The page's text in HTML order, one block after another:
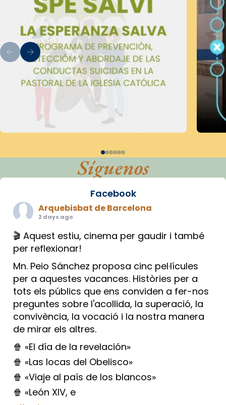
Síguenos
Facebook
Arquebisbat de Barcelona
2 days ago
🎬 Aquest estiu, cinema per gaudir i també
per reflexionar!
Mn. Peio Sánchez proposa cinc pel·lícules
per a aquestes vacances. Històries per a
tots els públics que ens conviden a fer-nos
preguntes sobre l'acollida, la superació, la
convivència, la vocació i la nostra manera
de mirar els altres.
🍿 «El día de la revelación»
🍿 «Las locas del Obelisco»
🍿 «Viaje al país de los blancos»
🍿 «León XIV, e